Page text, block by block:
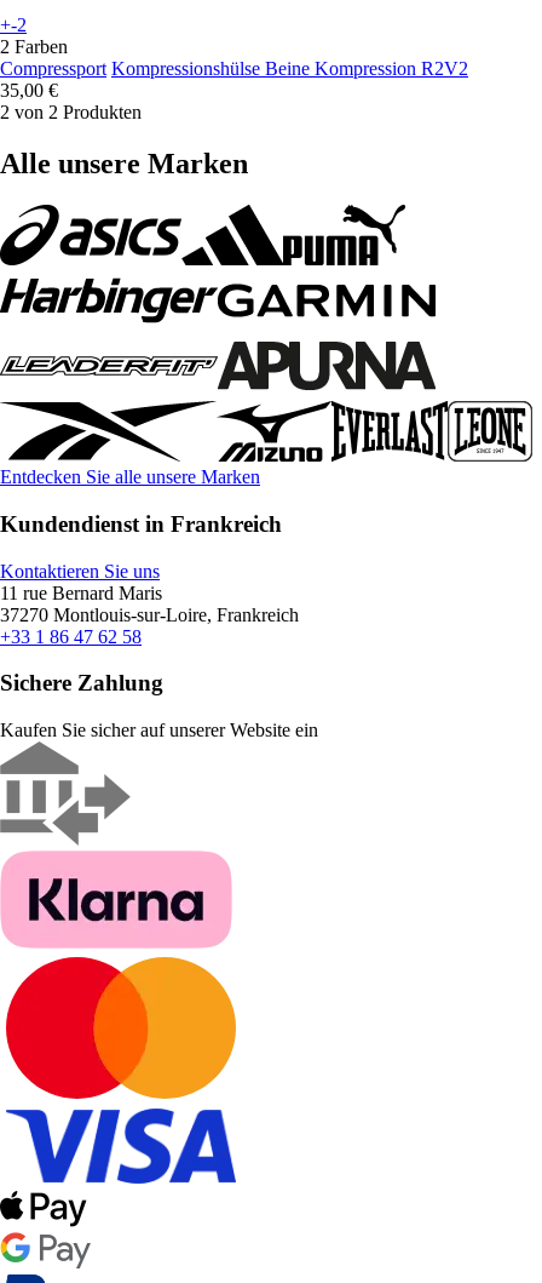
+-2
2 Farben
Compressport Kompressionshülse Beine Kompression R2V2
35,00 €
2 von 2 Produkten
Alle unsere Marken
Entdecken Sie alle unsere Marken
Kundendienst in Frankreich
Kontaktieren Sie uns
11 rue Bernard Maris
37270 Montlouis-sur-Loire, Frankreich
+33 1 86 47 62 58
Sichere Zahlung
Kaufen Sie sicher auf unserer Website ein